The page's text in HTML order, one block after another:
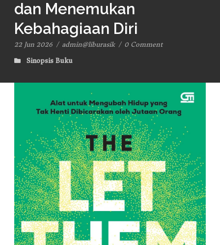
dan Menemukan
Kebahagiaan Diri
22 Jun 2026 / admin@liburasik / 0 Comment
Sinopsis Buku